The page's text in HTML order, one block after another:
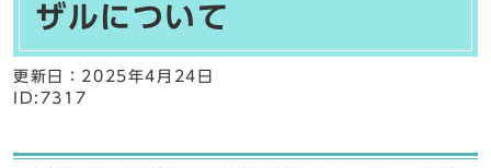
ザルについて
更新日： 2025年4月24日
ID:7317